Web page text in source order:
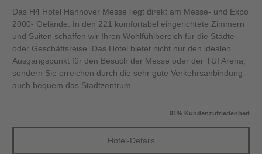
Das H4 Hotel Hannover Messe liegt direkt am Messe- und Expo
2000- Gelände. In den 221 komfortabel eingerichtete Zimmern
und Suiten schaffen wir Ihren Wohlfühlbereich für die Städte-
oder Geschäftsreise. Das Hotel bietet nicht nur den idealen
Ausgangspunkt für den Besuch der Messe oder der TUI Arena,
sondern Sie erreichen durch die sehr gute Verkehrsanbindung
auch bequem das Stadtzentrum.
91% Kundenzufriedenheit
Hotel-Details